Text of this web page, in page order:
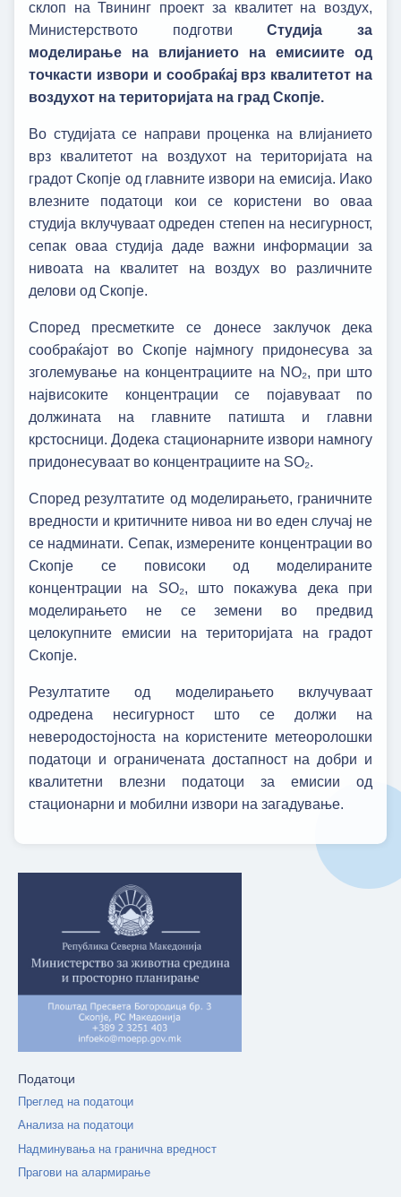
склоп на Твининг проект за квалитет на воздух,
Министерството подготвиСтудија за
моделирање на влијанието на емисиите од
точкасти извори и сообраќај врз квалитетот на
воздухот на територијата на град Скопје.
Во студијата се направи проценка на влијанието
врз квалитетот на воздухот на територијата на
градот Скопје од главните извори на емисија. Иако
влезните податоци кои се користени во оваа
студија вклучуваат одреден степен на несигурност,
сепак оваа студија даде важни информации за
нивоата на квалитет на воздух во различните
делови од Скопје.
Според пресметките се донесе заклучок дека
сообраќајот во Скопје најмногу придонесува за
зголемување на концентрациите на NO₂, при што
највисоките концентрации се појавуваат по
должината на главните патишта и главни
крстосници. Додека стационарните извори намногу
придонесуваат во концентрациите на SO₂.
Според резултатите од моделирањето, граничните
вредности и критичните нивоа ни во еден случај не
се надминати. Сепак, измерените концентрации во
Скопје се повисоки од моделираните
концентрации на SO₂, што покажува дека при
моделирањето не се земени во предвид
целокупните емисии на територијата на градот
Скопје.
Резултатите од моделирањето вклучуваат
одредена несигурност што се должи на
неверодостојноста на користените метеоролошки
податоци и ограничената достапност на добри и
квалитетни влезни податоци за емисии од
стационарни и мобилни извори на загадување.
Податоци
Преглед на податоци
Анализа на податоци
Надминувања на гранична вредност
Прагови на алармирање